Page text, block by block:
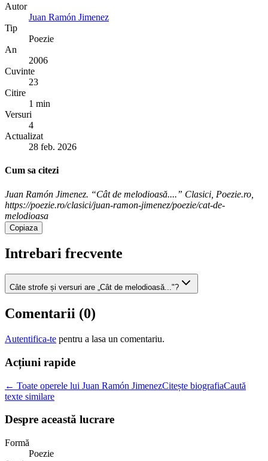
Autor
Juan Ramón Jimenez
Tip
Poezie
An
2006
Cuvinte
23
Citire
1 min
Versuri
4
Actualizat
28 feb. 2026
Cum sa citezi
Juan Ramón Jimenez. “Cât de melodioasă....” Clasici, Poezie.ro,
https://poezie.ro/clasici/juan-ramon-jimenez/poezie/cat-de-
melodioasa
Copiaza
Intrebari frecvente
Câte strofe și versuri are „Cât de melodioasă..."?
Comentarii (0)
Autentifica-te pentru a lasa un comentariu.
Acțiuni rapide
← Toate operele lui Juan Ramón JimenezCitește biografiaCaută
texte similare
Despre această lucrare
Formă
Poezie